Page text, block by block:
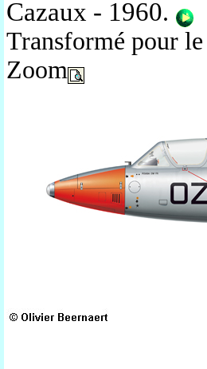
Cazaux - 1960.
Transformé pour
Zoom